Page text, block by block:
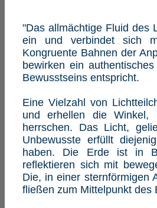
"Das allmächtige Fluid des
ein und verbindet sich
Kongruente Bahnen der
bewirken ein
Bewusstseins entspricht.
Eine Vielzahl von
und erhellen die Winkel,
herrschen. Das Licht,
Unbewusste erfüllt
haben. Die Erde ist in
reflektieren sich mit
Die, in einer sternförmigen
fließen zum Mittelpunkt des